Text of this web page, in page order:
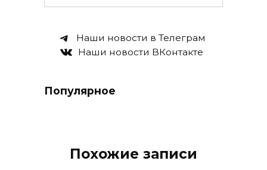
Наши новости в Телеграм
Наши новости ВКонтакте
Популярное
Похожие записи